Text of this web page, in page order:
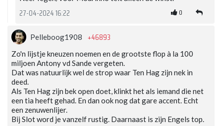
27-04-2024 16:22 0
Pelleboog1908 +46893
Zo'n lijstje kneuzen noemen en de grootste flop à la 100
miljoen Antony vd Sande vergeten.
Dat was natuurlijk wel de strop waar Ten Hag zijn nek in
deed.
Als Ten Hag zijn bek open doet, klinkt het als iemand die net
een tia heeft gehad. En dan ook nog dat gare accent. Echt
een zenuwenlijer.
Bij Slot word je vanzelf rustig. Daarnaast is zijn Engels top.